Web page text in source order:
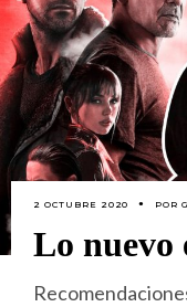
2 OCTUBRE 2020 POR
Lo nuevo